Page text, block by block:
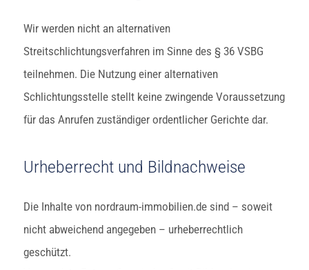
Wir werden nicht an alternativen
Streitschlichtungsverfahren im Sinne des § 36 VSBG
teilnehmen. Die Nutzung einer alternativen
Schlichtungsstelle stellt keine zwingende Voraussetzung
für das Anrufen zuständiger ordentlicher Gerichte dar.
Urheberrecht und Bildnachweise
Die Inhalte von nordraum-immobilien.de sind – soweit
nicht abweichend angegeben – urheberrechtlich
geschützt.